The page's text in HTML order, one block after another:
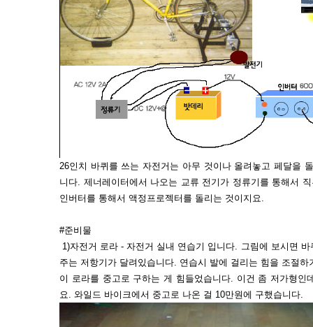
26인치 바퀴를 쓰는 자전거는 아무 것이나 올려놓고 페달을
니다. 제너레이터에서 나오는 교류 전기가 정류기를 통해서
인버터를 통해서 액정프로젝터를 돌리는 것이지요.
#준비물
1)자전거 로라 - 자전거 실내 연습기 입니다. 그림에 보시면
주는 저항기가 달려있습니다. 연습시 발에 걸리는 힘을 조절하
이 로라를 중고로 구하는 게 힘들었습니다. 이건 좀 저가형인
요. 와일드 바이크에서 중고로 나온 걸 10만원에 구했습니다.